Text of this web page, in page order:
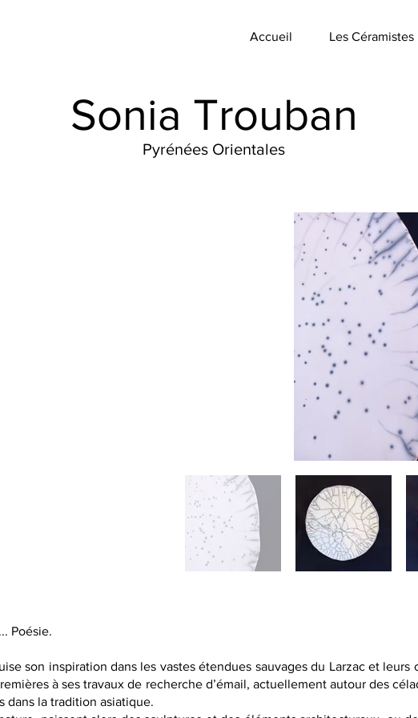
Accueil Les Céramistes
Sonia Trouban
Pyrénées Orientales
Poésie.
son inspiration dans les vastes étendues sauvages du Larzac et leurs
à ses travaux de recherche d’émail, actuellement autour des
dans la tradition asiatique.